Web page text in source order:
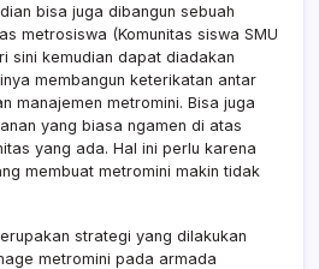
bisa juga dibangun sebuah
metrosiswa (Komunitas siswa SMU
sini kemudian dapat diadakan
membangun keterikatan antar
manajemen metromini. Bisa juga
yang biasa ngamen di atas
yang ada. Hal ini perlu karena
membuat metromini makin tidak
strategi yang dilakukan
metromini pada armada